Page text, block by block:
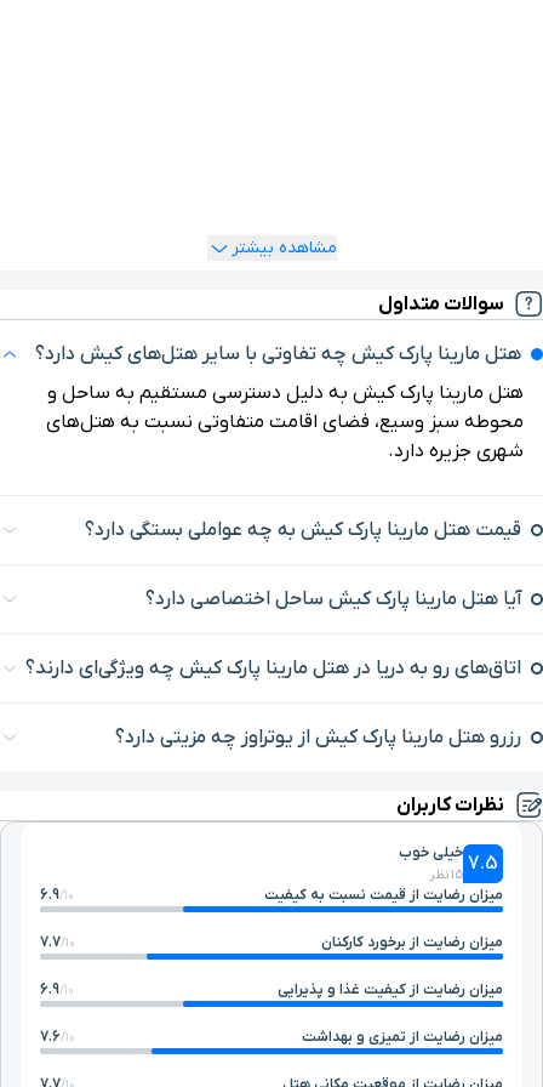
مشاهده بیشتر
سوالات متداول
هتل مارینا پارک کیش چه تفاوتی با سایر هتل‌های کیش دارد؟
هتل مارینا پارک کیش به دلیل دسترسی مستقیم به ساحل و
محوطه سبز وسیع، فضای اقامت متفاوتی نسبت به هتل‌های
شهری جزیره دارد.
قیمت هتل مارینا پارک کیش به چه عواملی بستگی دارد؟
آیا هتل مارینا پارک کیش ساحل اختصاصی دارد؟
اتاق‌های رو به دریا در هتل مارینا پارک کیش چه ویژگی‌ای دارند؟
رزرو هتل مارینا پارک کیش از یوتراوز چه مزیتی دارد؟
نظرات کاربران
7.5 خیلی خوب
15 نظر
میزان رضایت از قیمت نسبت به کیفیت 10/
6.9
میزان رضایت از برخورد کارکنان 10/
7.7
میزان رضایت از کیفیت غذا و پذیرایی 10/
6.9
میزان رضایت از تمیزی و بهداشت 10/
7.6